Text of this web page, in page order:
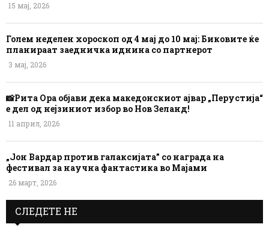
15 мај, 2026
Голем неделен хороскоп од 4 мај до 10 мај: Биковите ќе
планираат заедничка иднина со партнерот
3 мај, 2026
📸Рита Ора објави дека македонскиот ајвар „Перустија“
е дел од нејзиниот избор во Нов Зеланд!
11 април, 2026
„Јон Вардар против галаксијата” со награда на
фестивал за научна фантастика во Мајами
26 март, 2026
СЛЕДЕТЕ НЕ